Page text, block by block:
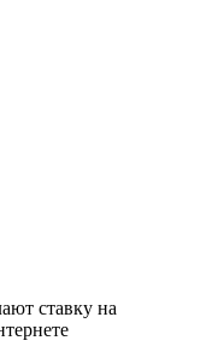
ставку на